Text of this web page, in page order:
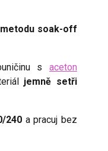
metodu soak-off
s aceton
jemně setři
240 a pracuj bez